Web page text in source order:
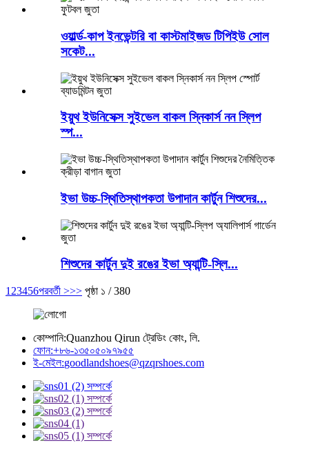
ওয়ার্ল্ড-কাপ ইনভেন্টরি বা কাস্টমাইজড টিপিইউ সোল
সকেট...
ইয়ুথ ইউনিসেক্স সুইভেল বাকল স্নিকার্স নন স্লিপ
স্প...
ইভা উচ্চ-স্থিতিস্থাপকতা উপাদান কার্টুন শিশুদের...
শিশুদের কার্টুন দুই রঙের ইভা অ্যান্টি-স্লি...
1 23456পরবর্তী >>> পৃষ্ঠা ১ / 380
কোম্পানি:Quanzhou Qirun ট্রেডিং কোং, লি.
ফোন:+৮৬-১৩৫০৫০৯৭৯৫৫
ই-মেইল:goodlandshoes@qzqrshoes.com